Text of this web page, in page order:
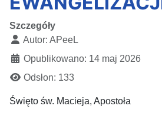
Szczegóły
Autor: APeeL
Opublikowano: 14 maj 2026
Odsłon: 133
Święto św. Macieja, Apostoła